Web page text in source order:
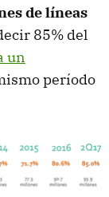
de líneas
85% del
un
período